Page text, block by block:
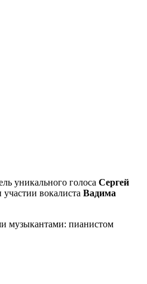
уникального голоса Сергей
вокалиста Вадима
музыкантами: пианистом